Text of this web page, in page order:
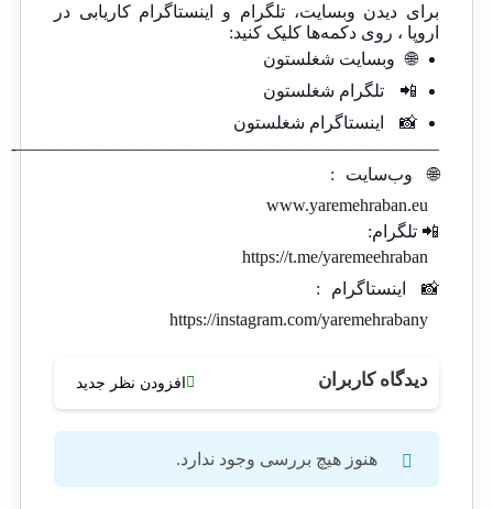
برای دیدن وبسایت، تلگرام و اینستاگرام کاریابی در
اروپا ، روی دکمه‌ها کلیک کنید:
🌐
وبسایت شغلستون
📲
تلگرام شغلستون
📸
اینستاگرام شغلستون
————————————————————————-
🌐
وب‌سایت
:
www.yaremehraban.eu
📲 تلگرام:
https://t.me/yaremeehraban
📸
اینستاگرام
:
https://instagram.com/yaremehrabany
دیدگاه کاربران افزودن نظر جدید
هنوز هیچ بررسی وجود ندارد.